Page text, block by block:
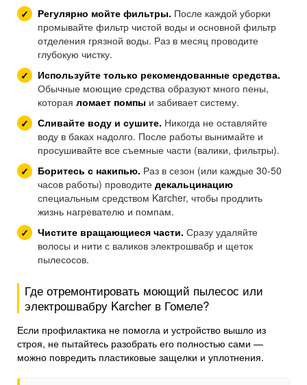
Регулярно мойте фильтры. После каждой уборки
промывайте фильтр чистой воды и основной фильтр
отделения грязной воды. Раз в месяц проводите
глубокую чистку.
Используйте только рекомендованные средства.
Обычные моющие средства образуют много пены,
которая ломает помпы и забивает систему.
Сливайте воду и сушите. Никогда не оставляйте
воду в баках надолго. После работы вынимайте и
просушивайте все съемные части (валики, фильтры).
Боритесь с накипью. Раз в сезон (или каждые 30-50
часов работы) проводите декальцинацию
специальным средством Karcher, чтобы продлить
жизнь нагревателю и помпам.
Чистите вращающиеся части. Сразу удаляйте
волосы и нити с валиков электрошвабр и щеток
пылесосов.
Где отремонтировать моющий пылесос или
электрошвабру Karcher в Гомеле?
Если профилактика не помогла и устройство вышло из
строя, не пытайтесь разобрать его полностью сами —
можно повредить пластиковые защелки и уплотнения.